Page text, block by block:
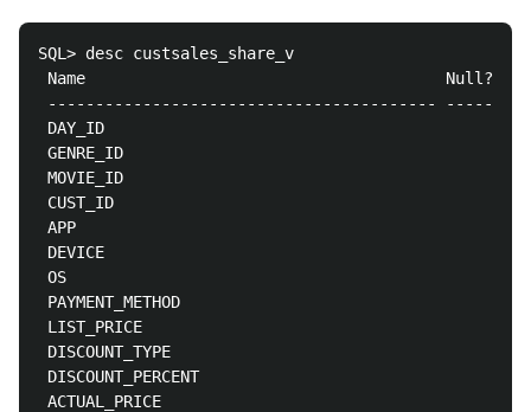
SQL> desc custsales_share_v
Name					                   Null?    Type
-----------------------------------------
DAY_ID 					                        TIMESTAMP(6)
GENRE_ID					                        BINARY_DOUBLE
MOVIE_ID					                        BINARY_DOUBLE
CUST_ID					                        BINARY_DOUBLE
APP						                        VARCHAR2(32767)
DEVICE 					                        VARCHAR2(32767)
OS						                            VARCHAR2(32767)
PAYMENT_METHOD 				                    VARCHAR2(32767)
LIST_PRICE					                        BINARY_DOUBLE
DISCOUNT_TYPE					                    VARCHAR2(32767)
DISCOUNT_PERCENT				                    BINARY_DOUBLE
ACTUAL_PRICE					                    BINARY_DOUBLE